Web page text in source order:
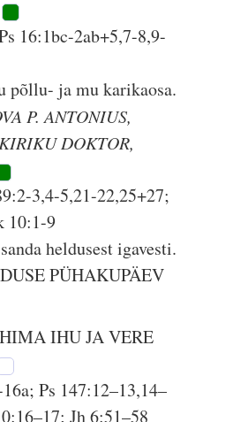
16:1bc-2ab+5,7-8,9-
põllu- ja mu karikaosa.
P. ANTONIUS,
DOKTOR,
3,4-5,21-22,25+27;
10:1-9
heldusest igavesti.
PÜHAKUPÄEV
IHU JA VERE
Ps 147:12–13,14–
Jh 6:51–58